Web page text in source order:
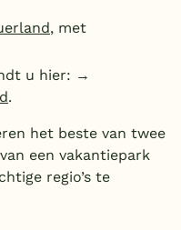
, met
u hier: →
.
het beste van twee
een vakantiepark
regio’s te